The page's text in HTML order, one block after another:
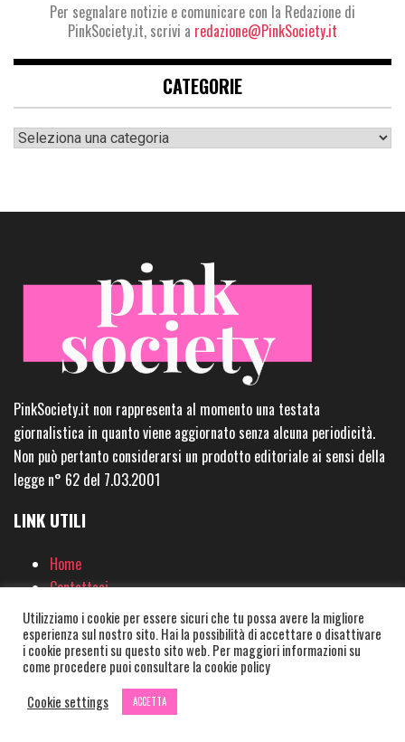
Per segnalare notizie e comunicare con la Redazione di
PinkSociety.it, scrivi a redazione@PinkSociety.it
CATEGORIE
Categorie
PinkSociety.it non rappresenta al momento una testata
giornalistica in quanto viene aggiornato senza alcuna periodicità.
Non può pertanto considerarsi un prodotto editoriale ai sensi della
legge n° 62 del 7.03.2001
LINK UTILI
Home
Contattaci
Impressum
Lavora con noi
Offerte Pink 🛍
Privacy & Cookie Policy
Pubblica un Guest Post
Utilizziamo i cookie per essere sicuri che tu possa avere la migliore
esperienza sul nostro sito. Hai la possibilità di accettare o disattivare
i cookie presenti su questo sito web. Per maggiori informazioni su
come procedere puoi consultare la cookie policy
Cookie settings
ACCETTA